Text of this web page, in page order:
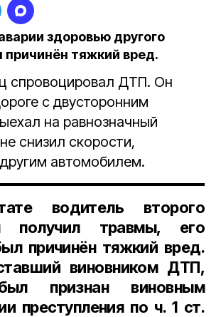
здоровью другого
тяжкий вред.
спровоцировал ДТП. Он
с двусторонним
на равнозначный
снизил скорости,
автомобилем.
водитель второго
получил травмы, его
причинён тяжкий вред.
виновником ДТП,
признан виновным
преступления по ч. 1 ст.